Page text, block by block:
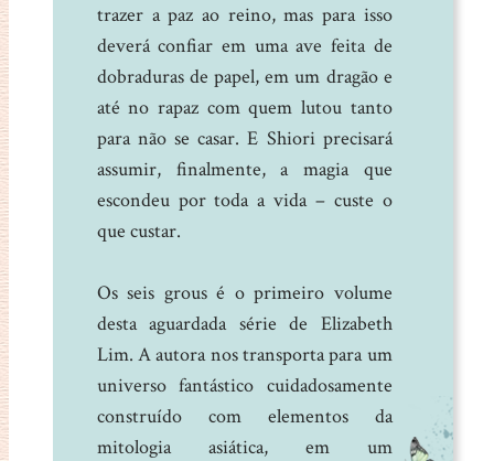
trazer a paz ao reino, mas para isso
deverá confiar em uma ave feita de
dobraduras de papel, em um dragão e
até no rapaz com quem lutou tanto
para não se casar. E Shiori precisará
assumir, finalmente, a magia que
escondeu por toda a vida – custe o
que custar.
Os seis grous é o primeiro volume
desta aguardada série de Elizabeth
Lim. A autora nos transporta para um
universo fantástico cuidadosamente
construído com elementos da
mitologia asiática, em um